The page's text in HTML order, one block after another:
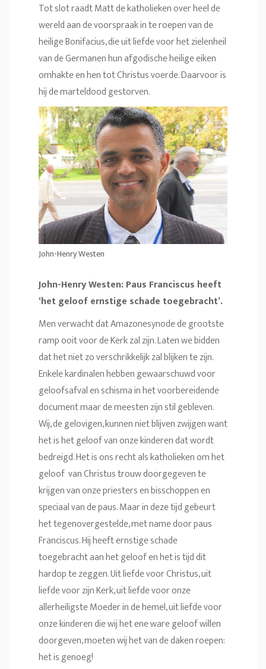
Tot slot raadt Matt de katholieken over heel de
wereld aan de voorspraak in te roepen van de
heilige Bonifacius, die uit liefde voor het zielenheil
van de Germanen hun afgodische heilige eiken
omhakte en hen tot Christus voerde. Daarvoor is
hij de marteldood gestorven.
John-Henry Westen
John-Henry Westen: Paus Franciscus heeft
‘het geloof ernstige schade toegebracht’.
Men verwacht dat Amazonesynode de grootste
ramp ooit voor de Kerk zal zijn. Laten we bidden
dat het niet zo verschrikkelijk zal blijken te zijn.
Enkele kardinalen hebben gewaarschuwd voor
geloofsafval en schisma in het voorbereidende
document maar de meesten zijn stil gebleven.
Wij, de gelovigen, kunnen niet blijven zwijgen want
het is het geloof van onze kinderen dat wordt
bedreigd. Het is ons recht als katholieken om het
geloof van Christus trouw doorgegeven te
krijgen van onze priesters en bisschoppen en
speciaal van de paus. Maar in deze tijd gebeurt
het tegenovergestelde, met name door paus
Franciscus. Hij heeft ernstige schade
toegebracht aan het geloof en het is tijd dit
hardop te zeggen. Uit liefde voor Christus, uit
liefde voor zijn Kerk, uit liefde voor onze
allerheiligste Moeder in de hemel, uit liefde voor
onze kinderen die wij het ene ware geloof willen
doorgeven, moeten wij het van de daken roepen:
het is genoeg!